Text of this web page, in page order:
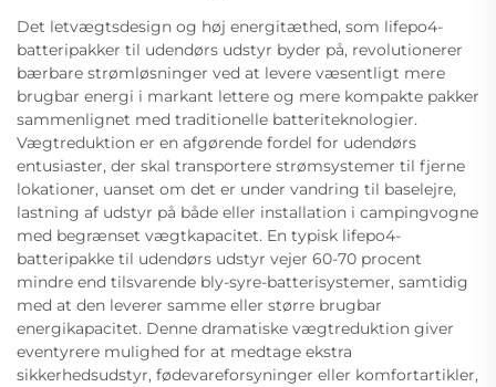
Det letvægtsdesign og høj energitæthed, som lifepo4-
batteripakker til udendørs udstyr byder på, revolutionerer
bærbare strømløsninger ved at levere væsentligt mere
brugbar energi i markant lettere og mere kompakte pakker
sammenlignet med traditionelle batteriteknologier.
Vægtreduktion er en afgørende fordel for udendørs
entusiaster, der skal transportere strømsystemer til fjerne
lokationer, uanset om det er under vandring til baselejre,
lastning af udstyr på både eller installation i campingvogne
med begrænset vægtkapacitet. En typisk lifepo4-
batteripakke til udendørs udstyr vejer 60-70 procent
mindre end tilsvarende bly-syre-batterisystemer, samtidig
med at den leverer samme eller større brugbar
energikapacitet. Denne dramatiske vægtreduktion giver
eventyrere mulighed for at medtage ekstra
sikkerhedsudstyr, fødevareforsyninger eller komfortartikler,